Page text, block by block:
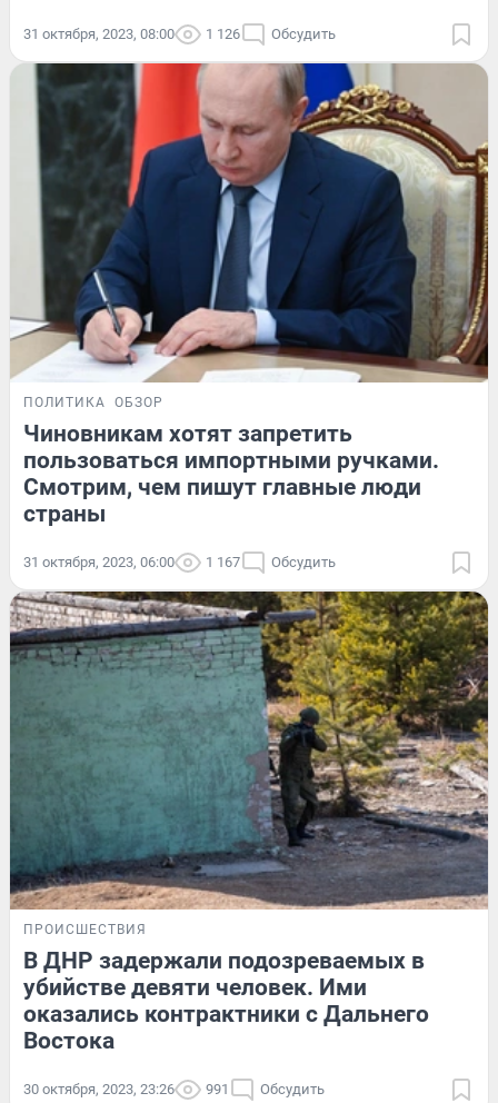
31 октября, 2023, 08:00 1 126 Обсудить
ПОЛИТИКА ОБЗОР
Чиновникам хотят запретить
пользоваться импортными ручками.
Смотрим, чем пишут главные люди
страны
31 октября, 2023, 06:00 1 167 Обсудить
ПРОИСШЕСТВИЯ
В ДНР задержали подозреваемых в
убийстве девяти человек. Ими
оказались контрактники с Дальнего
Востока
30 октября, 2023, 23:26 991 Обсудить